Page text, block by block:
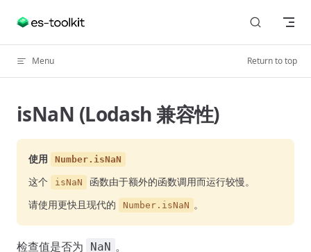
Skip to content
Menu Return to top
isNaN (Lodash 兼容性)
使用 Number.isNaN
这个 isNaN
函数由于额外的函数调用而运行较慢。
请使用更快且现代的
Number.isNaN 。
检查值是否为 NaN 。